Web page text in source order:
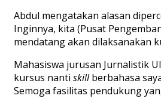
Abdul mengatakan alasan
Inginnya, kita (Pusat
mendatang akan dilaksanakan
Mahasiswa jurusan Jurnalistik
kursus nanti skillberbahasa
Semoga fasilitas pendukung